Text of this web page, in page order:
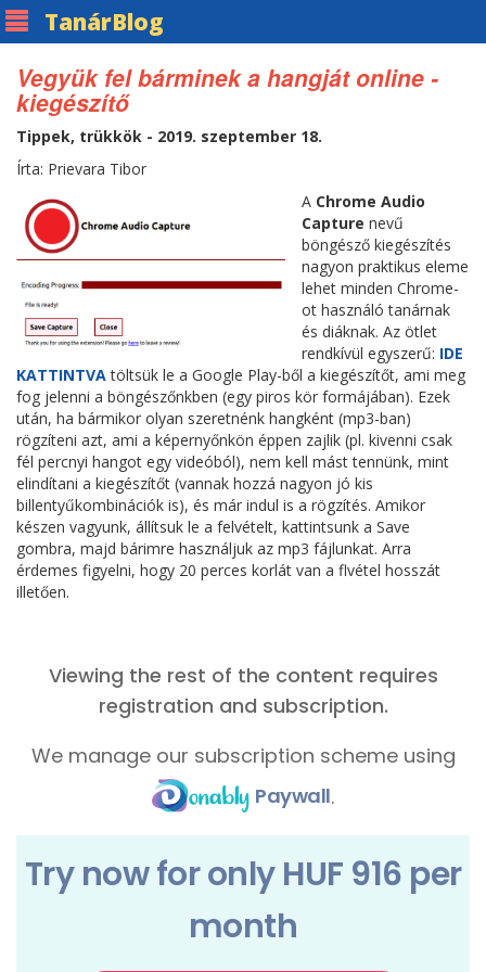
TanárBlog
Vegyük fel bárminek a hangját online -
kiegészítő
Tippek, trükkök - 2019. szeptember 18.
Írta: Prievara Tibor
A Chrome Audio
Capture nevű
böngésző kiegészítés
nagyon praktikus eleme
lehet minden Chrome-
ot használó tanárnak
és diáknak. Az ötlet
rendkívül egyszerű: IDE
KATTINTVAtöltsük le a Google Play-ből a kiegészítőt, ami meg
fog jelenni a böngészőnkben (egy piros kör formájában). Ezek
után, ha bármikor olyan szeretnénk hangként (mp3-ban)
rögzíteni azt, ami a képernyőnkön éppen zajlik (pl. kivenni csak
fél percnyi hangot egy videóból), nem kell mást tennünk, mint
elindítani a kiegészítőt (vannak hozzá nagyon jó kis
billentyűkombinációk is), és már indul is a rögzítés. Amikor
készen vagyunk, állítsuk le a felvételt, kattintsunk a Save
gombra, majd bárimre használjuk az mp3 fájlunkat. Arra
érdemes figyelni, hogy 20 perces korlát van a flvétel hosszát
illetően.